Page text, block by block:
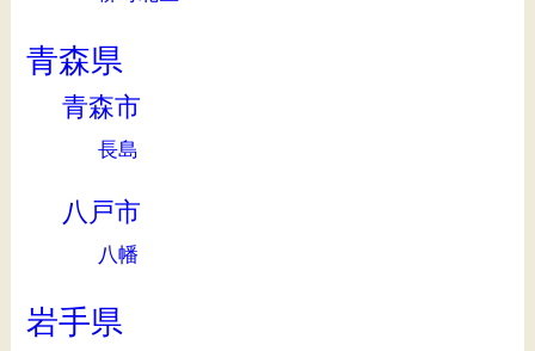
青森県
青森市
長島
八戸市
八幡
岩手県